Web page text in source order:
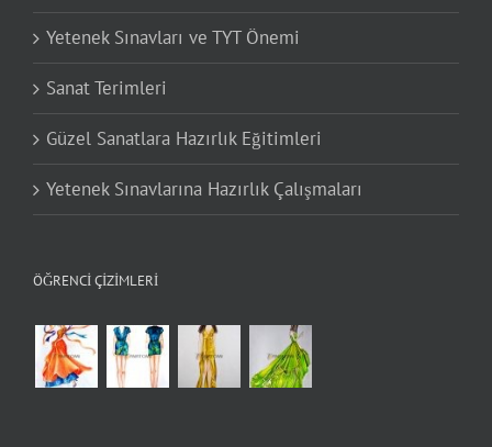
Yetenek Sınavları ve TYT Önemi
Sanat Terimleri
Güzel Sanatlara Hazırlık Eğitimleri
Yetenek Sınavlarına Hazırlık Çalışmaları
ÖĞRENCI ÇIZIMLERI